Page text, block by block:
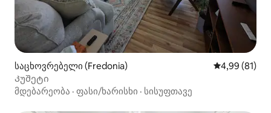
საცხოვრებელი (Fredonia) საშუალო
4,99 (81)
Კუშეტი
მდებარეობა · ფასი/ხარისხი · სისუფთავე